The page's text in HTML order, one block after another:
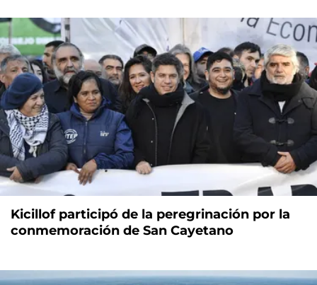
Kicillof participó de la peregrinación por la
conmemoración de San Cayetano